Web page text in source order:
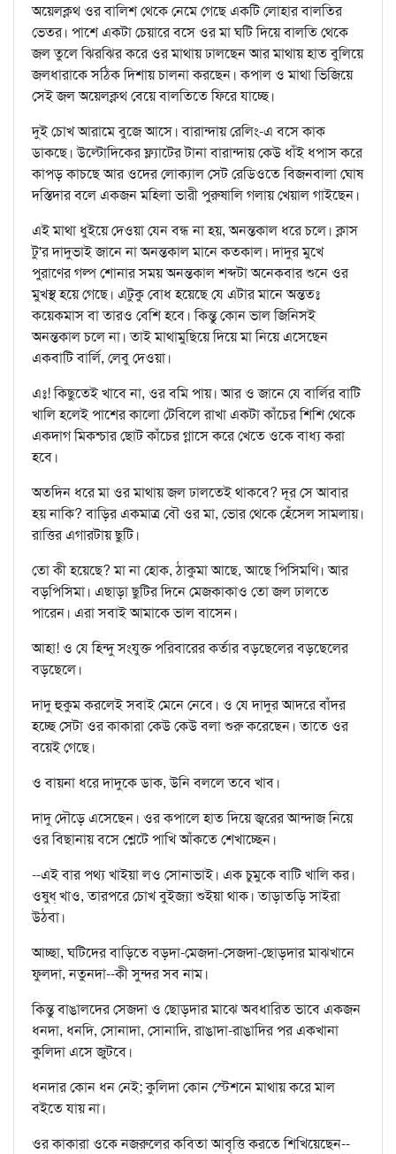
অয়েলক্লথ ওর বালিশ থেকে নেমে গেছে একটি লোহার বালতির
ভেতর। পাশে একটা চেয়ারে বসে ওর মা ঘটি দিয়ে বালতি থেকে
জল তুলে ঝিরঝির করে ওর মাথায় ঢালছেন আর মাথায় হাত বুলিয়ে
জলধারাকে সঠিক দিশায় চালনা করছেন। কপাল ও মাথা ভিজিয়ে
সেই জল অয়েলক্লথ বেয়ে বালতিতে ফিরে যাচ্ছে।
দুই চোখ আরামে বুজে আসে। বারান্দায় রেলিং-এ বসে কাক
ডাকছে। উল্টোদিকের ফ্ল্যাটের টানা বারান্দায় কেউ ধাঁই ধপাস করে
কাপড় কাচছে আর ওদের লোক্যাল সেট রেডিওতে বিজনবালা ঘোষ
দস্তিদার বলে একজন মহিলা ভারী পুরুষালি গলায় খেয়াল গাইছেন।
এই মাথা ধুইয়ে দেওয়া যেন বন্ধ না হয়, অনন্তকাল ধরে চলে। ক্লাস
টু'র দাদুভাই জানে না অনন্তকাল মানে কতকাল। দাদুর মুখে
পুরাণের গল্প শোনার সময় অনন্তকাল শব্দটা অনেকবার শুনে ওর
মুখস্থ হয়ে গেছে। এটুকু বোধ হয়েছে যে এটার মানে অন্ততঃ
কয়েকমাস বা তারও বেশি হবে। কিন্তু কোন ভাল জিনিসই
অনন্তকাল চলে না। তাই মাথামুছিয়ে দিয়ে মা নিয়ে এসেছেন
একবাটি বার্লি, লেবু দেওয়া।
এঃ! কিছুতেই খাবে না, ওর বমি পায়। আর ও জানে যে বার্লির বাটি
খালি হলেই পাশের কালো টেবিলে রাখা একটা কাঁচের শিশি থেকে
একদাগ মিকশ্চার ছোট কাঁচের গ্লাসে করে খেতে ওকে বাধ্য করা
হবে।
অতদিন ধরে মা ওর মাথায় জল ঢালতেই থাকবে? দূর সে আবার
হয় নাকি? বাড়ির একমাত্র বৌ ওর মা, ভোর থেকে হেঁসেল সামলায়।
রাত্তির এগারটায় ছুটি।
তো কী হয়েছে? মা না হোক, ঠাকুমা আছে, আছে পিসিমণি। আর
বড়পিসিমা। এছাড়া ছুটির দিনে মেজকাকাও তো জল ঢালতে
পারেন। এরা সবাই আমাকে ভাল বাসেন।
আহা! ও যে হিন্দু সংযুক্ত পরিবারের কর্তার বড়ছেলের বড়ছেলের
বড়ছেলে।
দাদু হুকুম করলেই সবাই মেনে নেবে। ও যে দাদুর আদরে বাঁদর
হচ্ছে সেটা ওর কাকারা কেউ কেউ বলা শুরু করেছেন। তাতে ওর
বয়েই গেছে।
ও বায়না ধরে দাদুকে ডাক, উনি বললে তবে খাব।
দাদু দৌড়ে এসেছেন। ওর কপালে হাত দিয়ে জ্বরের আন্দাজ নিয়ে
ওর বিছানায় বসে শ্লেটে পাখি আঁকতে শেখাচ্ছেন।
--এই বার পথ্য খাইয়া লও সোনাভাই। এক চুমুকে বাটি খালি কর।
ওষুধ্ খাও, তারপরে চোখ বুইজ্যা শুইয়া থাক। তাড়াতড়ি সাইরা
উঠবা।
আচ্ছা, ঘটিদের বাড়িতে বড়দা-মেজদা-সেজদা-ছোড়দার মাঝখানে
ফুলদা, নতুনদা--কী সুন্দর সব নাম।
কিন্তু বাঙালদের সেজদা ও ছোড়দার মাঝে অবধারিত ভাবে একজন
ধনদা, ধনদি, সোনাদা, সোনাদি, রাঙাদা-রাঙাদির পর একখানা
কুলিদা এসে জুটবে।
ধনদার কোন ধন নেই; কুলিদা কোন স্টেশনে মাথায় করে মাল
বইতে যায় না।
ওর কাকারা ওকে নজরুলের কবিতা আবৃত্তি করতে শিখিয়েছেন--